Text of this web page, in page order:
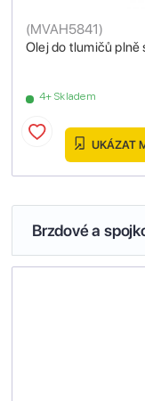
Olej do tlumičů plně
(MVAH5841)
4+ Skladem
UKÁZAT
Brzdové a